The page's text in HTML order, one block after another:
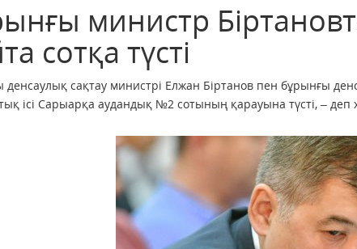
министр
сотқа түсті
денсаулық сақтау министрі Елжан Біртанов пен бұрынғы
ісі Сарыарқа аудандық №2 сотының қарауына түсті, – деп